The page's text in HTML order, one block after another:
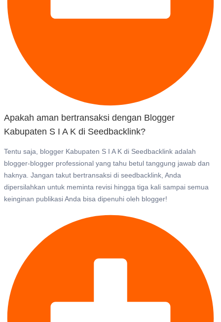
Apakah aman bertransaksi dengan Blogger
Kabupaten S I A K di Seedbacklink?
Tentu saja, blogger Kabupaten S I A K di Seedbacklink adalah
blogger-blogger professional yang tahu betul tanggung jawab dan
haknya. Jangan takut bertransaksi di seedbacklink, Anda
dipersilahkan untuk meminta revisi hingga tiga kali sampai semua
keinginan publikasi Anda bisa dipenuhi oleh blogger!